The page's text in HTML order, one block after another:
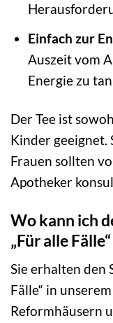
Einfach zur
Auszeit vom
Energie zu
Der Tee ist
Kinder geeignet.
Frauen sollten
Apotheker
Wo kann ich
„Für alle
Sie erhalten den
Fälle“ in
Reformhäusern